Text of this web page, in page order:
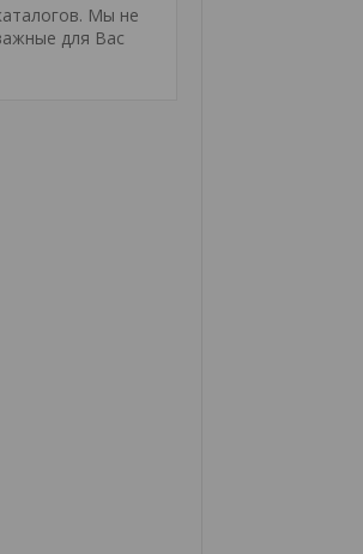
Мы не
для Вас